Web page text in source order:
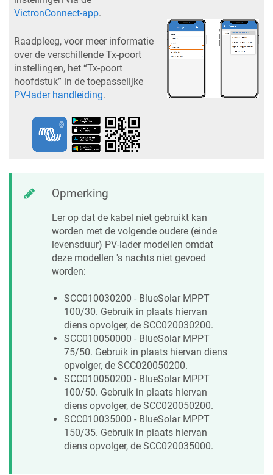
VictronConnect-app.
Raadpleeg, voor meer informatie
over de verschillende Tx-poort
instellingen, het “Tx-poort
hoofdstuk” in de toepasselijke
PV-lader handleiding.
Opmerking
Ler op dat de kabel niet gebruikt kan
worden met de volgende oudere (einde
levensduur) PV-lader modellen omdat
deze modellen 's nachts niet gevoed
worden:
SCC010030200 - BlueSolar MPPT
100/30. Gebruik in plaats hiervan
diens opvolger, de SCC020030200.
SCC010050000 - BlueSolar MPPT
75/50. Gebruik in plaats hiervan diens
opvolger, de SCC020050200.
SCC010050200 - BlueSolar MPPT
100/50. Gebruik in plaats hiervan
diens opvolger, de SCC020050200.
SCC010035000 - BlueSolar MPPT
150/35. Gebruik in plaats hiervan
diens opvolger, de SCC020035000.